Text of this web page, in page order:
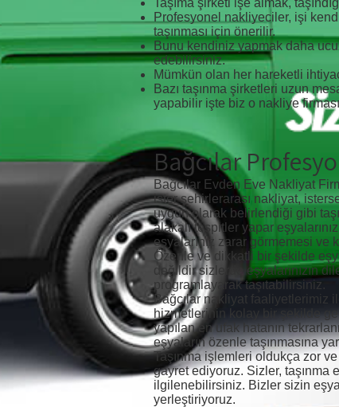
Taşıma şirketi işe almak,
Profesyonel nakliyeciler, işi
taşınması için önerilir.
Bunu kendiniz yapmak daha
edebilirsiniz.
Mümkün olan her hareketli
Bazı taşınma şirketleri uzun
yapabilir işte biz o nakliye
Bağcılar
Bağcılar Evden Eve Nakliyat
ister şehirlerarası nakliyat,
uygun olarak belirlendiği gibi
alakalı tespitler yapar
eşyalarınız zarar görmemesi ve
Özenle ve dikkatli bir şekilde
değildir sizlerde eşyalarınızın
programlayarak taşıtabilirsiniz.
Bağcılar nakliyat faaliyetlerimiz
hizmetlerinin kolay bir şekilde
yapılan en ufak hatanın
eşyaların özenle taşınmasına
Taşınma işlemleri oldukça zor
gayret ediyoruz. Sizler, taşınma
ilgilenebilirsiniz. Bizler sizin
yerleştiriyoruz.